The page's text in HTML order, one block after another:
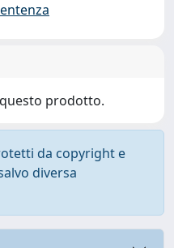
prodotto.
da copyright e
diversa